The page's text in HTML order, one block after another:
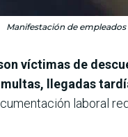
Manifestación de
víctimas de
llegadas
laboral